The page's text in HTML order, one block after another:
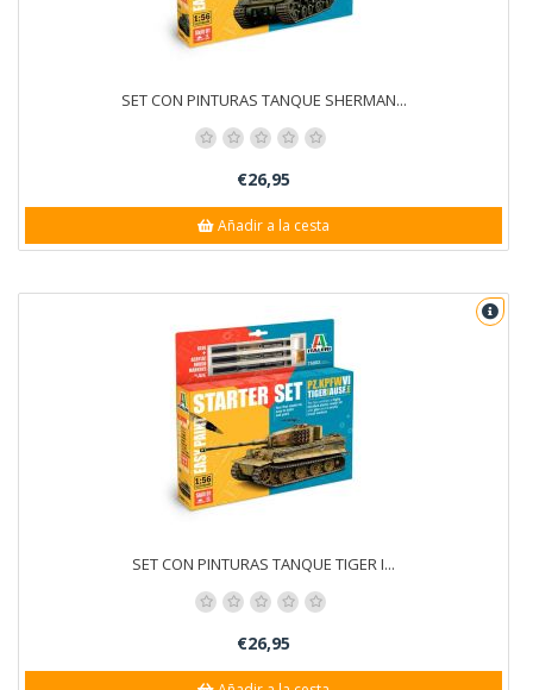
SET CON PINTURAS TANQUE SHERMAN...
€26,95
Añadir a la cesta
SET CON PINTURAS TANQUE TIGER I...
€26,95